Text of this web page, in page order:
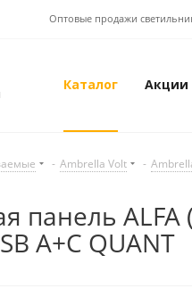
Оптовые продажи
Каталог Акции
- Ambrella Volt -
панель
A+C QUANT